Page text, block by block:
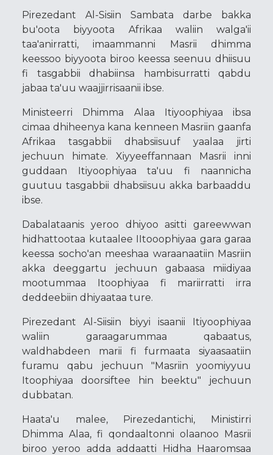
Pirezedant Al-Sisiin Sambata darbe bakka
bu'oota biyyoota Afrikaa waliin walga'ii
taa'anirratti, imaammanni Masrii dhimma
keessoo biyyoota biroo keessa seenuu dhiisuu
fi tasgabbii dhabiinsa hambisurratti qabdu
jabaa ta'uu waajjirrisaanii ibse.
Ministeerri Dhimma Alaa Itiyoophiyaa ibsa
cimaa dhiheenya kana kenneen Masriin gaanfa
Afrikaa tasgabbii dhabsiisuuf yaalaa jirti
jechuun himate. Xiyyeeffannaan Masrii inni
guddaan Itiyoophiyaa ta'uu fi naannicha
guutuu tasgabbii dhabsiisuu akka barbaaddu
ibse.
Dabalataanis yeroo dhiyoo asitti gareewwan
hidhattootaa kutaalee IItooophiyaa gara garaa
keessa socho'an meeshaa waraanaatiin Masriin
akka deeggartu jechuun gabaasa miidiyaa
mootummaa Itoophiyaa fi mariirratti irra
deddeebiin dhiyaataa ture.
Pirezedant Al-Siisiin biyyi isaanii Itiyoophiyaa
waliin garaagarummaa qabaatus,
waldhabdeen marii fi furmaata siyaasaatiin
furamu qabu jechuun "Masriin yoomiyyuu
Itoophiyaa doorsiftee hin beektu" jechuun
dubbatan.
Haata'u malee, Pirezedantichi, Ministirri
Dhimma Alaa, fi qondaaltonni olaanoo Masrii
biroo yeroo adda addaatti Hidha Haaromsaa